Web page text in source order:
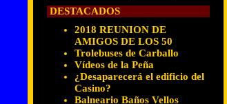
DESTACADOS
2018 REUNION DE
AMIGOS DE LOS 50
Trolebuses de Carballo
Vídeos de la Peña
¿Desaparecerá el edificio del
Casino?
Balneario Baños Vellos